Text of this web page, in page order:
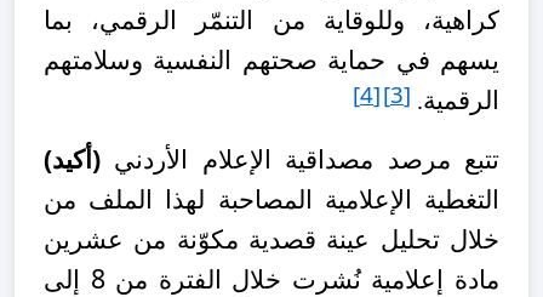
كراهية، وللوقاية من التنمّر الرقمي، بما
يسهم في حماية صحتهم النفسية وسلامتهم
الرقمية.
[3]
[4]
تتبع مرصد مصداقية الإعلام الأردني (أكيد)
التغطية الإعلامية المصاحبة لهذا الملف من
خلال تحليل عينة قصدية مكوّنة من عشرين
مادة إعلامية نُشرت خلال الفترة من 8 إلى